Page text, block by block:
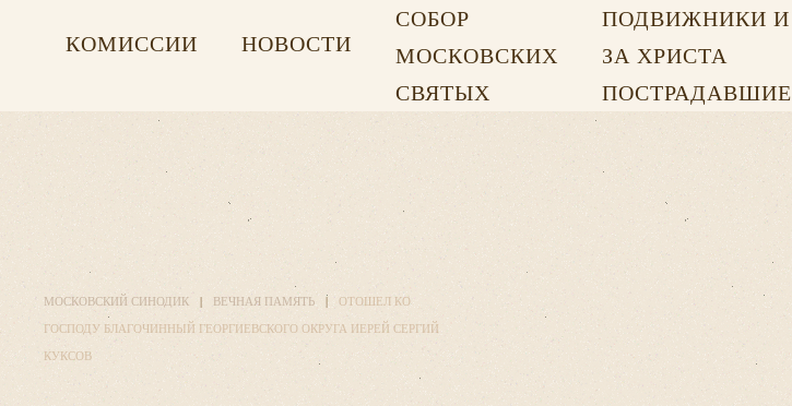
КОМИССИИ НОВОСТИ
СОБОР
МОСКОВСКИХ
СВЯТЫХ
ПОДВИЖНИКИ И
ЗА ХРИСТА
ПОСТРАДАВШИЕ
МОСКОВСКИЙ СИНОДИК ВЕЧНАЯ ПАМЯТЬ
ОТОШЕЛ КО
ГОСПОДУ БЛАГОЧИННЫЙ ГЕОРГИЕВСКОГО ОКРУГА ИЕРЕЙ СЕРГИЙ
КУКСОВ